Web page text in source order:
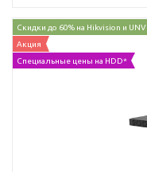
Скидки до 60% на Hikvision и UNV
Акция
Специальные цены на HDD*